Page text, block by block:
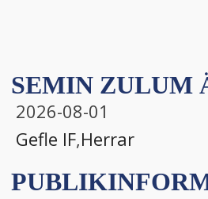
SEMIN ZULUM
2026-08-01
Gefle IF,Herrar